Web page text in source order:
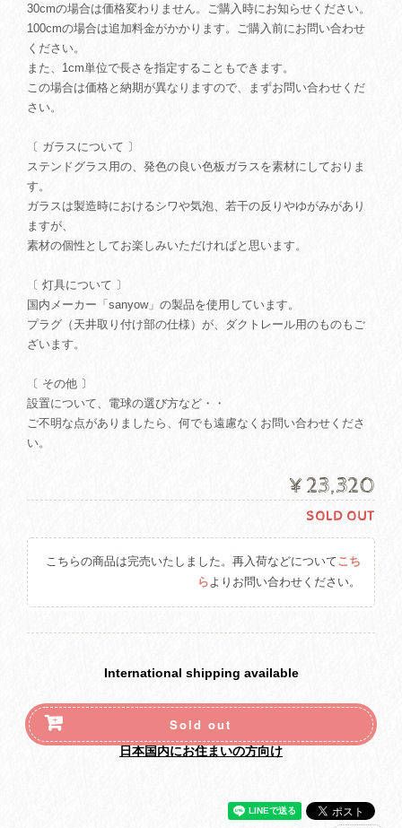
30cmの場合は価格変わりません。ご購入時にお知らせください。
100cmの場合は追加料金がかかります。ご購入前にお問い合わせ
ください。
また、1cm単位で長さを指定することもできます。
この場合は価格と納期が異なりますので、まずお問い合わせくだ
さい。
〔 ガラスについて 〕
ステンドグラス用の、発色の良い色板ガラスを素材にしておりま
す。
ガラスは製造時におけるシワや気泡、若干の反りやゆがみがあり
ますが、
素材の個性としてお楽しみいただければと思います。
〔 灯具について 〕
国内メーカー「sanyow」の製品を使用しています。
プラグ（天井取り付け部の仕様）が、ダクトレール用のものもご
ざいます。
〔 その他 〕
設置について、電球の選び方など・・
ご不明な点がありましたら、何でも遠慮なくお問い合わせくださ
い。
¥23,320
SOLD OUT
こちらの商品は完売いたしました。再入荷などについてこち
らよりお問い合わせください。
International shipping available
Sold out
日本国内にお住まいの方向け